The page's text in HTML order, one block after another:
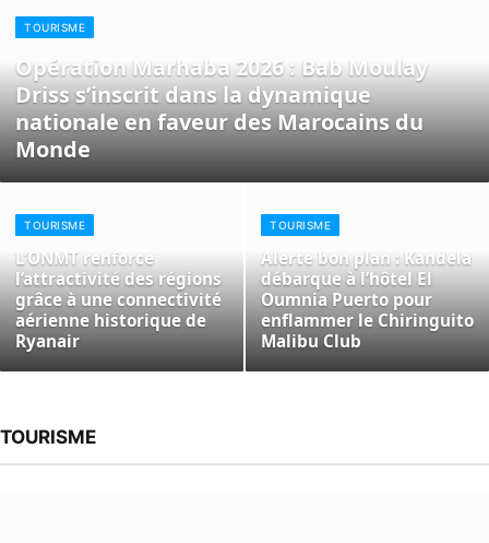
TOURISME
Opération Marhaba 2026 : Bab Moulay
Driss s’inscrit dans la dynamique
nationale en faveur des Marocains du
Monde
TOURISME
L’ONMT renforce
l’attractivité des régions
grâce à une connectivité
aérienne historique de
Ryanair
TOURISME
Alerte bon plan : Kandela
débarque à l’hôtel El
Oumnia Puerto pour
enflammer le Chiringuito
Malibu Club
TOURISME